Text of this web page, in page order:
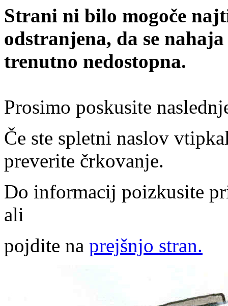
Strani ni bilo mogoče
odstranjena, da se
trenutno nedostopna.
Prosimo poskusite
Če ste spletni naslov
preverite črkovanje.
Do informacij poizkusite
ali
pojdite na prejšnjo stran.